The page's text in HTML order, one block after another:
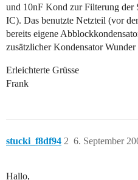
und 10nF Kond zur Filterung der
IC). Das benutzte Netzteil (vor
bereits eigene
zusätzlicher Kondensator
Erleichterte Grüsse
Frank
stucki_f8df94 6. September
2
Hallo,